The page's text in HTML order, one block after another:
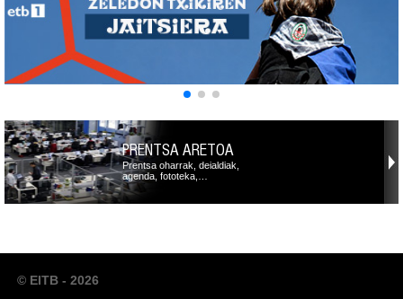
PRENTSA ARETOA
Prentsa oharrak, deialdiak,
agenda, fototeka,…
© EITB - 2026